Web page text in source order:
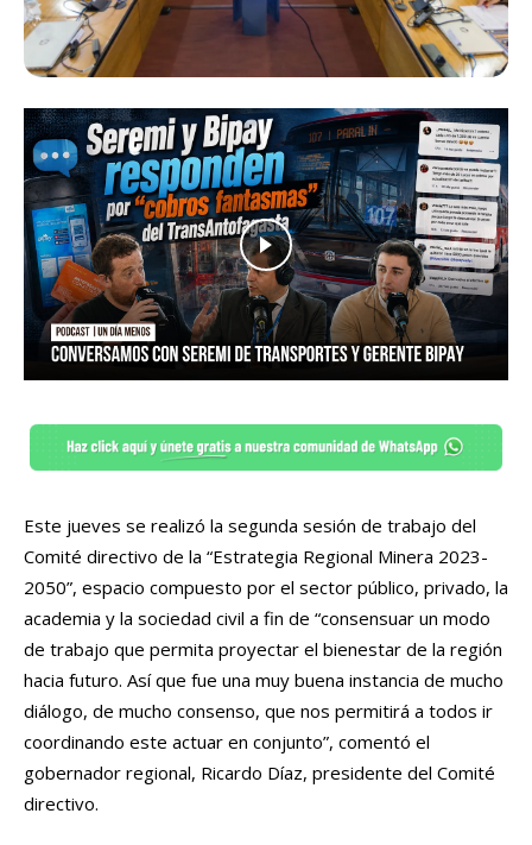
Este jueves se realizó la segunda sesión de trabajo del
Comité directivo de la “Estrategia Regional Minera 2023-
2050”, espacio compuesto por el sector público, privado, la
academia y la sociedad civil a fin de “consensuar un modo
de trabajo que permita proyectar el bienestar de la región
hacia futuro. Así que fue una muy buena instancia de mucho
diálogo, de mucho consenso, que nos permitirá a todos ir
coordinando este actuar en conjunto”, comentó el
gobernador regional, Ricardo Díaz, presidente del Comité
directivo.